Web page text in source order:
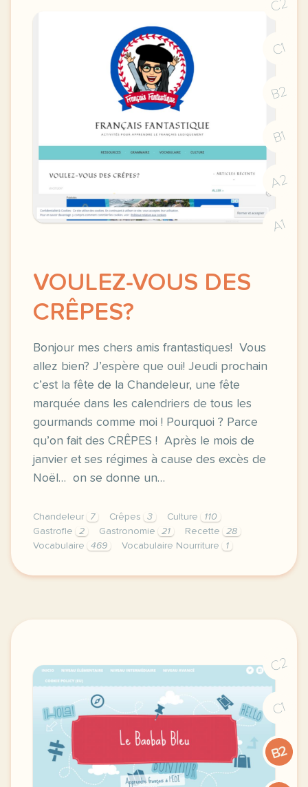
C2
C1
B2
B1
A2
A1
VOULEZ-VOUS DES
CRÊPES?
Bonjour mes chers amis frantastiques! Vous
allez bien? J’espère que oui! Jeudi prochain
c’est la fête de la Chandeleur, une fête
marquée dans les calendriers de tous les
gourmands comme moi ! Pourquoi ? Parce
qu’on fait des CRÊPES ! Après le mois de
janvier et ses régimes à cause des excès de
Noël… on se donne un…
Chandeleur 7 Crêpes 3 Culture
110
Gastrofle
2 Gastronomie 21 Recette
28
Vocabulaire
469 Vocabulaire Nourriture 1
bonjour mes chers amis frantastiques vous allez
C2
C1
B2